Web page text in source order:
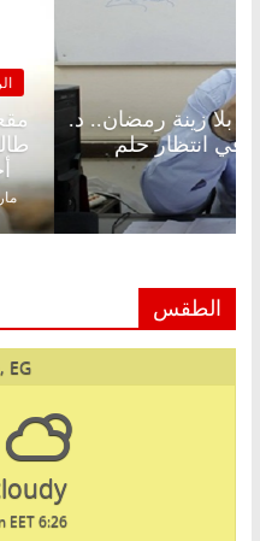
ناس وناس
شاغر على الإفطار
فاروق خبير
2026
الطقس
EG
6:26 am
EET